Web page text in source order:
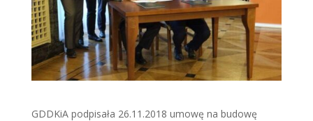
GDDKiA podpisała 26.11.2018 umowę na budowę